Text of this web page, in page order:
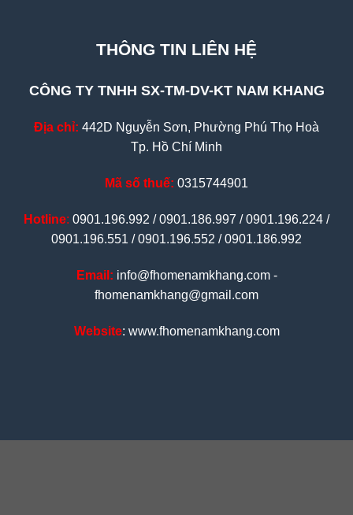
THÔNG TIN LIÊN HỆ
CÔNG TY TNHH SX-TM-DV-KT NAM KHANG
Địa chỉ: 442D Nguyễn Sơn, Phường Phú Thọ Hoà
Tp. Hồ Chí Minh
Mã số thuế: 0315744901
Hotline: 0901.196.992 / 0901.186.997 / 0901.196.224 /
0901.196.551 / 0901.196.552 / 0901.186.992
Email: info@fhomenamkhang.com -
fhomenamkhang@gmail.com
Website: www.fhomenamkhang.com